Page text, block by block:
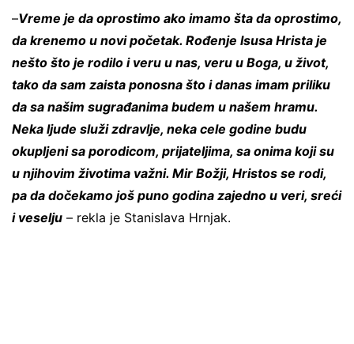
–Vreme je da oprostimo ako imamo šta da oprostimo,
da krenemo u novi početak. Rođenje Isusa Hrista je
nešto što je rodilo i veru u nas, veru u Boga, u život,
tako da sam zaista ponosna što i danas imam priliku
da sa našim sugrađanima budem u našem hramu.
Neka ljude služi zdravlje, neka cele godine budu
okupljeni sa porodicom, prijateljima, sa onima koji su
u njihovim životima važni. Mir Božji, Hristos se rodi,
pa da dočekamo još puno godina zajedno u veri, sreći
i veselju – rekla je Stanislava Hrnjak.